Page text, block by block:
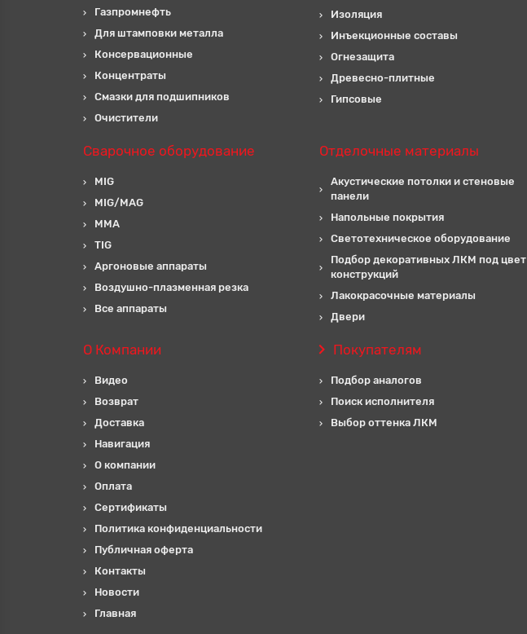
Газпромнефть
Для штамповки металла
Консервационные
Концентраты
Смазки для подшипников
Очистители
Изоляция
Инъекционные составы
Огнезащита
Древесно-плитные
Гипсовые
Сварочное оборудование
MIG
MIG/MAG
MMA
TIG
Аргоновые аппараты
Воздушно-плазменная резка
Все аппараты
Отделочные материалы
Акустические потолки и стеновые
панели
Напольные покрытия
Светотехническое оборудование
Подбор декоративных ЛКМ под цвет
конструкций
Лакокрасочные материалы
Двери
О Компании
Видео
Возврат
Доставка
Навигация
О компании
Оплата
Сертификаты
Политика конфиденциальности
Публичная оферта
Контакты
Новости
Главная
Покупателям
Подбор аналогов
Поиск исполнителя
Выбор оттенка ЛКМ